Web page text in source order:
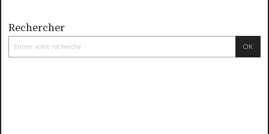
Rechercher